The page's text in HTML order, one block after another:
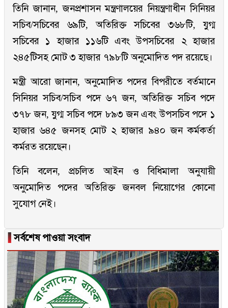
তিনি জানান, জনপ্রশাসন মন্ত্রণালয়ের নিয়ন্ত্রণাধীন সিনিয়র
সচিব/সচিবের ৬৯টি, অতিরিক্ত সচিবের ৩৬৮টি, যুগ্ম
সচিবের ১ হাজার ১১৬টি এবং উপসচিবের ২ হাজার
২৪৫টিসহ মোট ৩ হাজার ৭৯৮টি অনুমোদিত পদ রয়েছে।
মন্ত্রী আরো জানান, অনুমোদিত পদের বিপরীতে বর্তমানে
সিনিয়র সচিব/সচিব পদে ৬৭ জন, অতিরিক্ত সচিব পদে
৩৭৮ জন, যুগ্ম সচিব পদে ৮৯৩ জন এবং উপসচিব পদে ১
হাজার ৬৪৫ জনসহ মোট ২ হাজার ৯৪০ জন কর্মকর্তা
কর্মরত রয়েছেন।
তিনি বলেন, প্রচলিত আইন ও বিধিমালা অনুযায়ী
অনুমোদিত পদের অতিরিক্ত জনবল নিয়োগের কোনো
সুযোগ নেই।
▐সর্বশেষ পাওয়া সংবাদ